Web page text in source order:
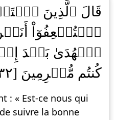
قَالَ ٱلَّذِينَ
ٱسۡتُضۡعِفُوٓاْ
ٱلۡهُدَىٰ بَعۡدَ
كُنتُم مُّجۡرِمِينَ [٣٢]
: « Est-ce nous qui
suivre la bonne